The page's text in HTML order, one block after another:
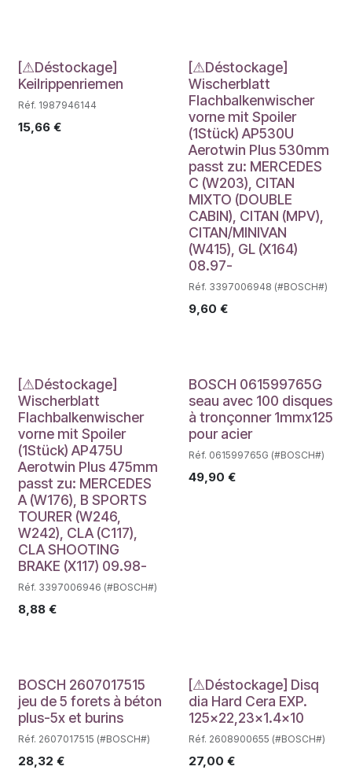
Déstockage
[⚠Déstockage]
Keilrippenriemen
Réf. 1987946144
15,66 €
Déstockage
[⚠Déstockage]
Wischerblatt
Flachbalkenwischer
vorne mit Spoiler
(1Stück) AP530U
Aerotwin Plus 530mm
passt zu: MERCEDES
C (W203), CITAN
MIXTO (DOUBLE
CABIN), CITAN (MPV),
CITAN/MINIVAN
(W415), GL (X164)
08.97-
Réf. 3397006948 (#BOSCH#)
9,60 €
Déstockage
[⚠Déstockage]
Wischerblatt
Flachbalkenwischer
vorne mit Spoiler
(1Stück) AP475U
Aerotwin Plus 475mm
passt zu: MERCEDES
A (W176), B SPORTS
TOURER (W246,
W242), CLA (C117),
CLA SHOOTING
BRAKE (X117) 09.98-
Réf. 3397006946 (#BOSCH#)
8,88 €
BOSCH 061599765G
seau avec 100 disques
à tronçonner 1mmx125
pour acier
Réf. 061599765G (#BOSCH#)
49,90 €
BOSCH 2607017515
jeu de 5 forets à béton
plus-5x et burins
Réf. 2607017515 (#BOSCH#)
28,32 €
Déstockage
[⚠Déstockage] Disq
dia Hard Cera EXP.
125x22,23x1.4x10
Réf. 2608900655 (#BOSCH#)
27,00 €